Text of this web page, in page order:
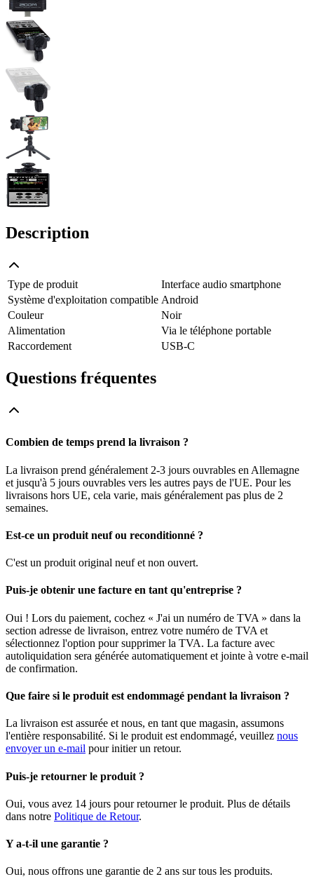
Description
Type de produit
Interface audio smartphone
Système d'exploitation compatible Android
Couleur
Noir
Alimentation
Via le téléphone portable
Raccordement
USB-C
Questions fréquentes
Combien de temps prend la livraison ?
La livraison prend généralement 2-3 jours ouvrables en Allemagne
et jusqu'à 5 jours ouvrables vers les autres pays de l'UE. Pour les
livraisons hors UE, cela varie, mais généralement pas plus de 2
semaines.
Est-ce un produit neuf ou reconditionné ?
C'est un produit original neuf et non ouvert.
Puis-je obtenir une facture en tant qu'entreprise ?
Oui ! Lors du paiement, cochez « J'ai un numéro de TVA » dans la
section adresse de livraison, entrez votre numéro de TVA et
sélectionnez l'option pour supprimer la TVA. La facture avec
autoliquidation sera générée automatiquement et jointe à votre e-mail
de confirmation.
Que faire si le produit est endommagé pendant la livraison ?
La livraison est assurée et nous, en tant que magasin, assumons
l'entière responsabilité. Si le produit est endommagé, veuillez nous
envoyer un e-mail pour initier un retour.
Puis-je retourner le produit ?
Oui, vous avez 14 jours pour retourner le produit. Plus de détails
dans notre Politique de Retour.
Y a-t-il une garantie ?
Oui, nous offrons une garantie de 2 ans sur tous les produits.